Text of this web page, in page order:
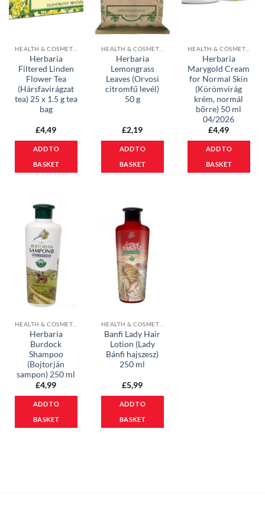
Herbaria
Filtered Linden
Flower Tea
(Hársfavirágzat
tea) 25 x 1.5 g tea
bag
£4,49
ADD TO
BASKET
Herbaria
Lemongrass
Leaves (Orvosi
citromfű levél)
50 g
£2,19
ADD TO
BASKET
Herbaria
Marygold Cream
for Normal Skin
(Körömvirág
krém, normál
bőrre) 50 ml
04/2026
£4,49
ADD TO
BASKET
Herbaria
Burdock
Shampoo
(Bojtorján
sampon) 250 ml
£4,99
ADD TO
BASKET
Banfi Lady Hair
Lotion (Lady
Bánfi hajszesz)
250 ml
£5,99
ADD TO
BASKET